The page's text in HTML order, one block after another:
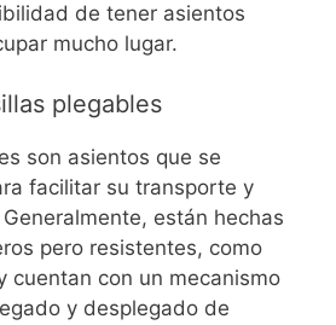
de tener asientos
mucho lugar.
plegables
son asientos que se
facilitar su transporte y
están hechas
pero resistentes, como
cuentan con un mecanismo
y desplegado de